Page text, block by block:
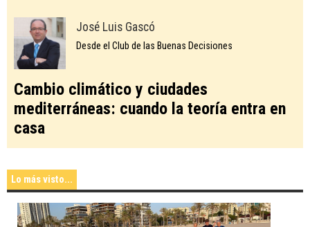
José Luis Gascó
Desde el Club de las Buenas Decisiones
Cambio climático y ciudades
mediterráneas: cuando la teoría entra en
casa
Lo más visto...